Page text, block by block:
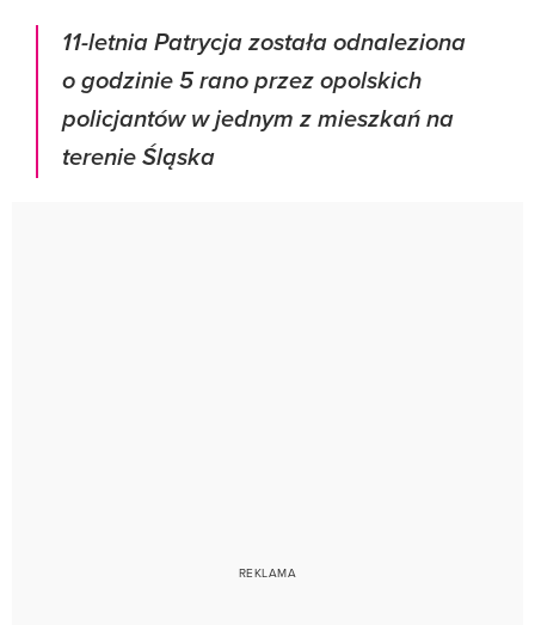
11-letnia Patrycja została odnaleziona
o godzinie 5 rano przez opolskich
policjantów w jednym z mieszkań na
terenie Śląska